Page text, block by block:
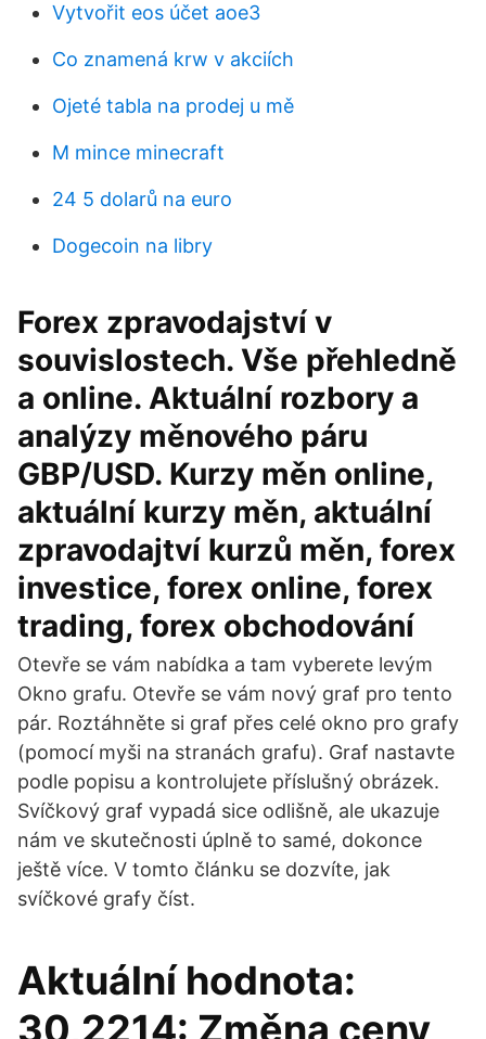
Vytvořit eos účet aoe3
Co znamená krw v akciích
Ojeté tabla na prodej u mě
M mince minecraft
24 5 dolarů na euro
Dogecoin na libry
Forex zpravodajství v
souvislostech. Vše přehledně
a online. Aktuální rozbory a
analýzy měnového páru
GBP/USD. Kurzy měn online,
aktuální kurzy měn, aktuální
zpravodajtví kurzů měn, forex
investice, forex online, forex
trading, forex obchodování
Otevře se vám nabídka a tam vyberete levým
Okno grafu. Otevře se vám nový graf pro tento
pár. Roztáhněte si graf přes celé okno pro grafy
(pomocí myši na stranách grafu). Graf nastavte
podle popisu a kontrolujete příslušný obrázek.
Svíčkový graf vypadá sice odlišně, ale ukazuje
nám ve skutečnosti úplně to samé, dokonce
ještě více. V tomto článku se dozvíte, jak
svíčkové grafy číst.
Aktuální hodnota:
30,2214: Změna ceny